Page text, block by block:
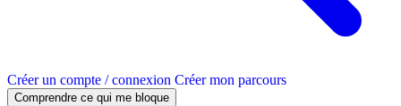
Créer un compte / connexion Créer mon parcours
Comprendre ce qui me bloque